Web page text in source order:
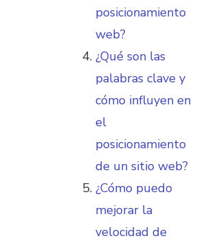
posicionamiento
web?
¿Qué son las
palabras clave y
cómo influyen en
el
posicionamiento
de un sitio web?
¿Cómo puedo
mejorar la
velocidad de